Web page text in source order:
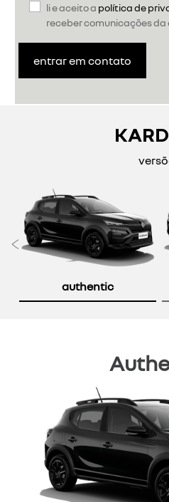
li e aceito a política de
receber comunicações da
entrar em contato
authentic
Anterior